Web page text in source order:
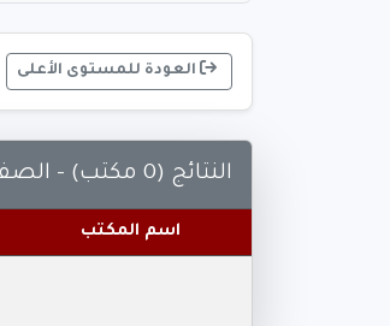
العودة للمستوى الأعلى
النتائج (0 مكتب) - الصفحة 1 من 1
اسم المكتب